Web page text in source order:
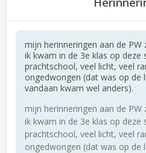
mijn herinneringen aan de
ik kwam in de 3e klas op deze
prachtschool, veel licht, veel
ongedwongen (dat was op de
vandaan kwam wel anders).
mijn herinneringen aan de
ik kwam in de 3e klas op deze
prachtschool, veel licht, veel
ongedwongen (dat was op de